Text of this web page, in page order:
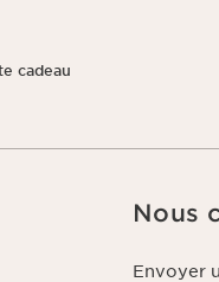
cadeau
Nous
Envoyer